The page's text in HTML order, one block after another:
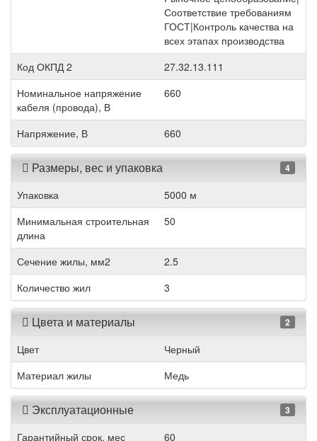
Соответствие требованиям
ГОСТ|Контроль качества на
всех этапах производства
Код ОКПД 2
27.32.13.111
Номинальное напряжение
кабеля (провода), В
660
Напряжение, В 660
Размеры, вес и упаковка 4
Упаковка
5000 м
Минимальная строительная
длина
50
Сечение жилы, мм2
2.5
Количество жил
3
Цвета и материалы 2
Цвет
Черный
Материал жилы
Медь
Эксплуатационные 3
Гарантийный срок, мес 60